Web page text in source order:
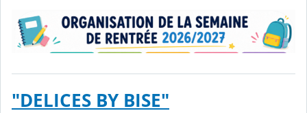
"DELICES BY BISE"